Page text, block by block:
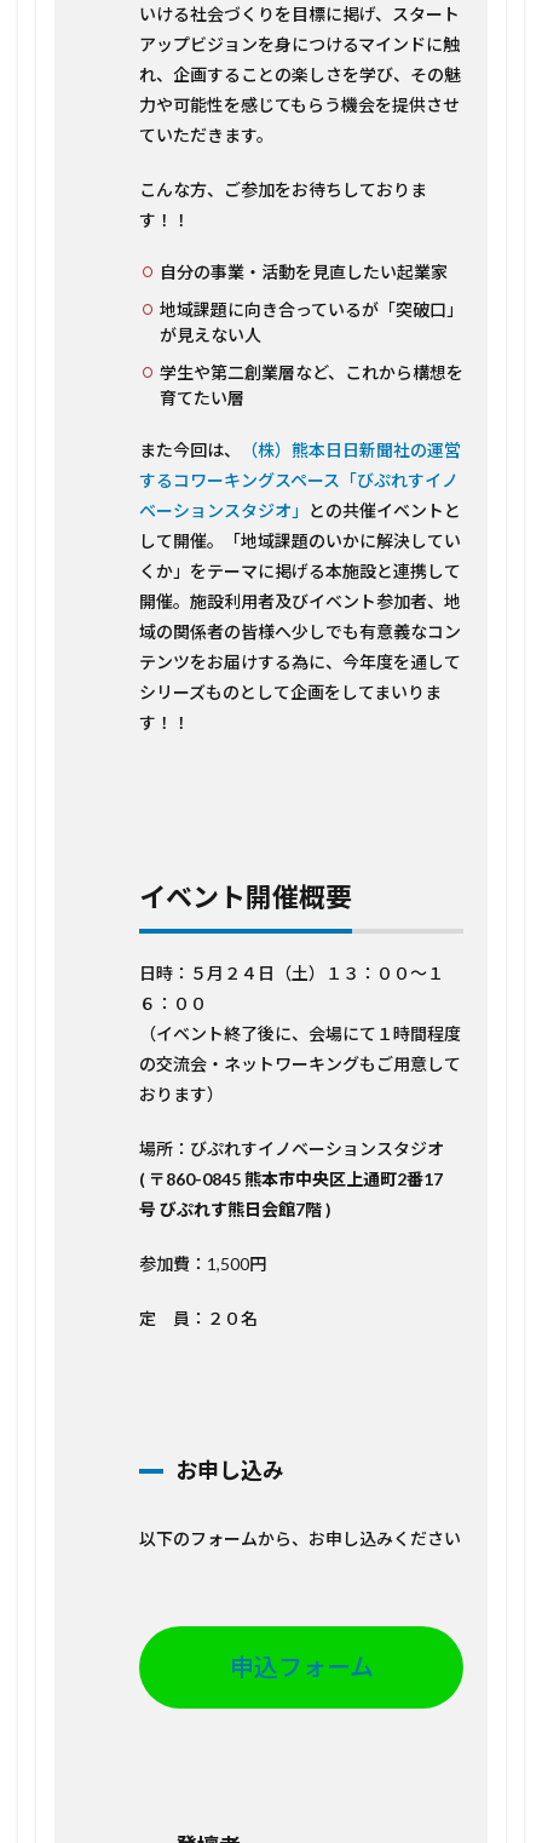
み
2.2
登壇
者
2.2.1
太 氏
Nishioka
2.2.2
氏
Katayama
2.2.3
Nishida
Suguru
2.3
本イ
ベン
びプ
ログ
ラム
内容
本プ
ログ
ラム
像
若手世
代と共
に創
る、熊
ノベー
ション
実践プ
ログラ
2.6
主
いける社会づくりを目標に掲げ、スタート
アップビジョンを身につけるマインドに触
れ、企画することの楽しさを学び、その魅
力や可能性を感じてもらう機会を提供させ
ていただきます。
こんな方、ご参加をお待ちしておりま
す！！
自分の事業・活動を見直したい起業家
地域課題に向き合っているが「突破口」
が見えない人
学生や第二創業層など、これから構想を
育てたい層
また今回は、
（株）熊本日日新聞社の運営
するコワーキングスペース「びぷれすイノ
ベーションスタジオ」
との共催イベントと
して開催。「地域課題のいかに解決してい
くか」をテーマに掲げる本施設と連携して
開催。施設利用者及びイベント参加者、地
域の関係者の皆様へ少しでも有意義なコン
テンツをお届けする為に、今年度を通して
シリーズものとして企画をしてまいりま
す！！
イベント開催概要
日時：５月２４日（土）１３：００〜１
６：００
（イベント終了後に、会場にて１時間程度
の交流会・ネットワーキングもご用意して
おります）
場所：びぷれすイノベーションスタジオ
( 〒860-0845 熊本市中央区上通町2番17
号 びぷれす熊日会館7階 )
参加費：1,500円
定 員：２０名
お申し込み
以下のフォームから、お申し込みください
申込フォーム